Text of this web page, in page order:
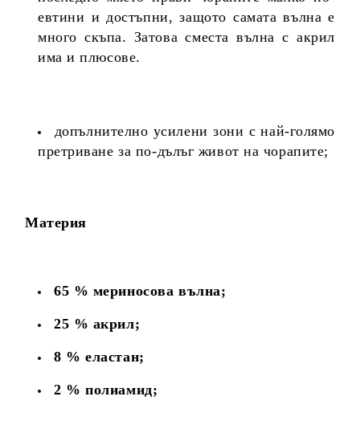
евтини и достъпни, защото самата вълна е
много скъпа. Затова сместа вълна с акрил
има и плюсове.
допълнително усилени зони с най-голямо
претриване за по-дълъг живот на чорапите;
Материя
65 % мериносова вълна;
25 % акрил;
8 % еластан;
2 % полиамид;